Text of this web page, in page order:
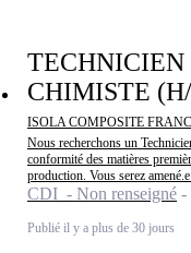
CHIMISTE
ISOLA COMPOSITE
Nous recherchons un
conformité des matières
production. Vous serez
CDI - Non renseigné
Publié il y a plus de 30 jours